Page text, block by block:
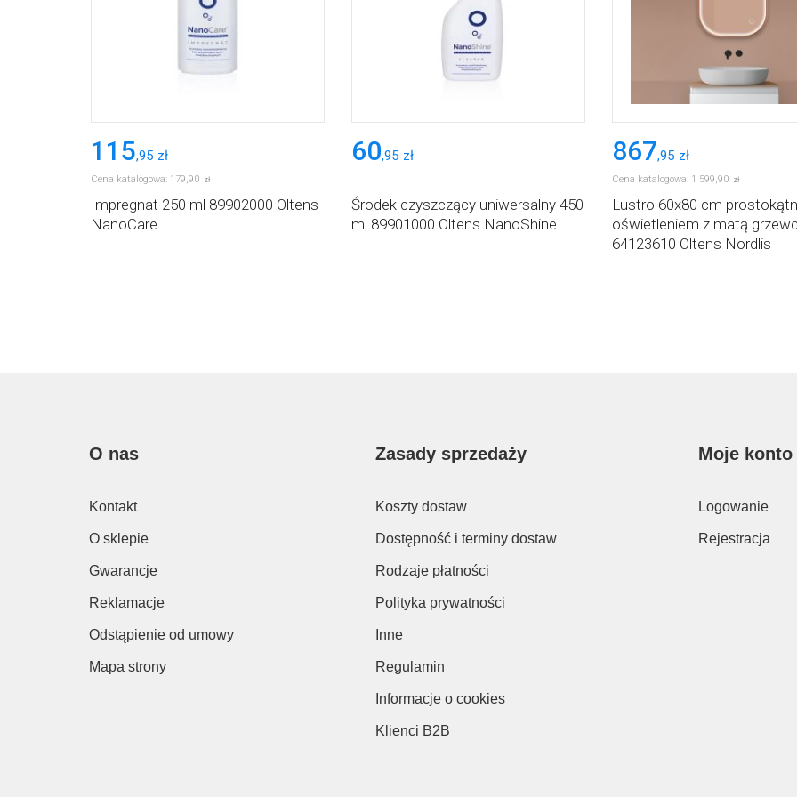
115,95 zł
Cena katalogowa: 179,90 zł
Impregnat 250 ml 89902000 Oltens
NanoCare
60,95 zł
Środek czyszczący uniwersalny 450
ml 89901000 Oltens NanoShine
867,95 zł
Cena katalogowa: 1 599,90 zł
Lustro 60x80 cm
oświetleniem z matą
64123610 Oltens Nordlis
O nas
Kontakt
O sklepie
Gwarancje
Reklamacje
Odstąpienie od umowy
Mapa strony
Zasady sprzedaży
Koszty dostaw
Dostępność i terminy dostaw
Rodzaje płatności
Polityka prywatności
Inne
Regulamin
Informacje o cookies
Klienci B2B
Moje konto
Logowanie
Rejestracja